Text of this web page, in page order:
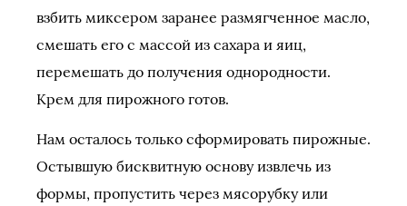
взбить миксером заранее размягченное масло,
смешать его с массой из сахара и яиц,
перемешать до получения однородности.
Крем для пирожного готов.
Нам осталось только сформировать пирожные.
Остывшую бисквитную основу извлечь из
формы, пропустить через мясорубку или